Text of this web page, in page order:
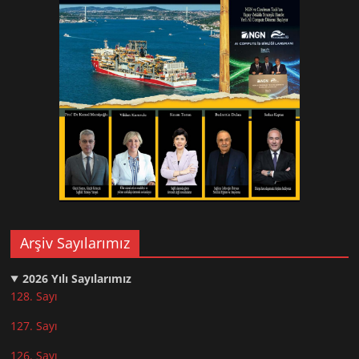
Arşiv Sayılarımız
2026 Yılı Sayılarımız
128. Sayı
127. Sayı
126. Sayı